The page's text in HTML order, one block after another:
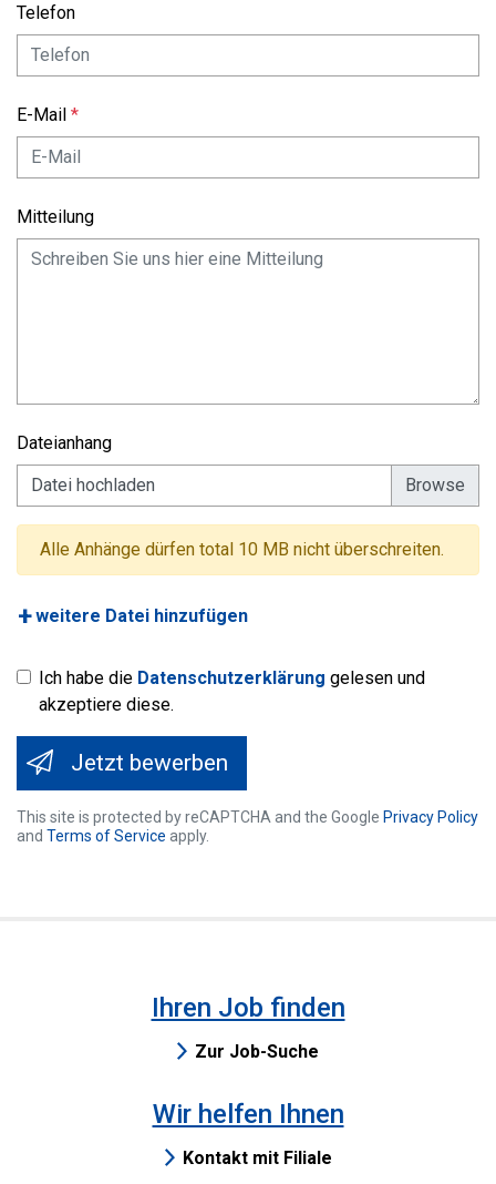
Telefon
E-Mail
Mitteilung
Dateianhang
Datei hochladen
Alle Anhänge dürfen total 10 MB nicht überschreiten.
weitere Datei hinzufügen
Ich habe die Datenschutzerklärung gelesen und
akzeptiere diese.
Jetzt bewerben
This site is protected by reCAPTCHA and the Google Privacy Policy
and Terms of Service apply.
Ihren Job finden
Zur Job-Suche
Wir helfen Ihnen
Kontakt mit Filiale